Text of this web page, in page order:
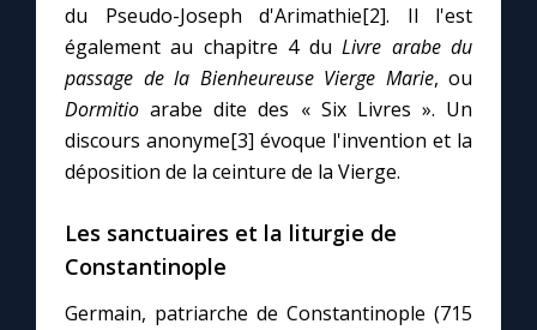
Une neuvaine
À la une
1000 Raisons de Croire
Chapelet pour le monde
Contact
du Pseudo-Joseph d'Arimathie[2]. Il l'est
également au chapitre 4 duLivre arabe du
passage de la Bienheureuse Vierge Marie, ou
Dormitio arabe dite des « Six Livres ». Un
discours anonyme[3] évoque l'invention et la
déposition de la ceinture de la Vierge.
Les sanctuaires et la liturgie de
Constantinople
Germain, patriarche de Constantinople (715